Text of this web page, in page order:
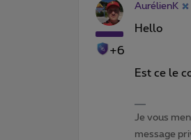
+6
AurélienK
Hello
Est ce le
Je vous
message